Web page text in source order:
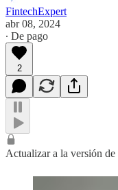
FintechExpert
abr 08, 2024
∙ De pago
2
Actualizar a la versión